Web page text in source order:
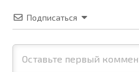
Подписаться